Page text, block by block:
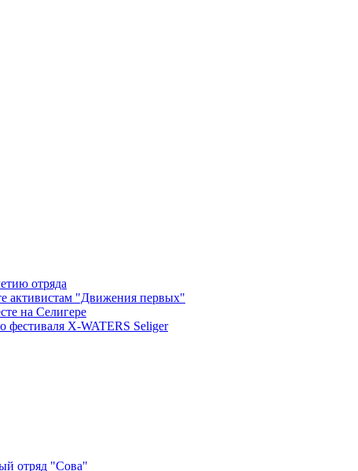
отряда
активистам "Движения первых"
на Селигере
фестиваля X-WATERS Seliger
отряд "Сова"